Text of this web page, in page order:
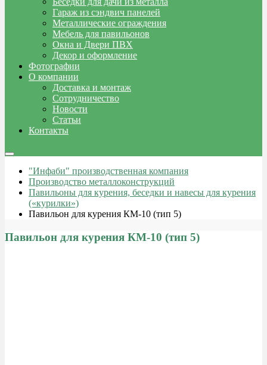
Гараж из сэндвич панелей
Металлические ограждения
Мебель для павильонов
Окна и Двери ПВХ
Декор и оформление
Фотографии
О компании
Доставка и монтаж
Сотрудничество
Новости
Статьи
Контакты
"Инфаби" производственная компания
Производство металлоконструкций
Павильоны для курения, беседки и навесы для курения
(«курилки»)
Павильон для курения КМ-10 (тип 5)
Павильон для курения КМ-10 (тип 5)